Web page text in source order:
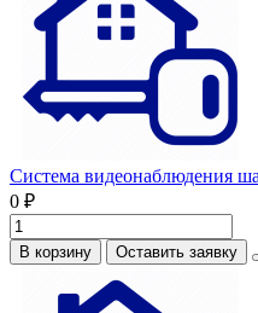
Система видеонаблюдения
0 ₽
В корзину Оставить заявку